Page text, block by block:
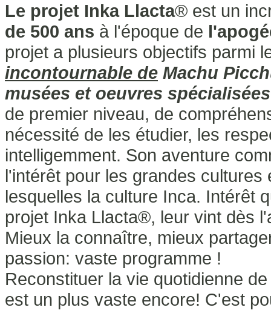
Le projet Inka Llacta® est un
de 500 ans à l'époque de
projet a plusieurs objectifs parmi
incontournable de Machu
musées et oeuvres spécialisées
de premier niveau, de
nécessité de les étudier, les
intelligemment. Son aventure
l'intérêt pour les grandes
lesquelles la culture Inca. Intérêt
projet Inka Llacta®, leur vint dès
Mieux la connaître, mieux
passion: vaste programme !
Reconstituer la vie quotidienne
est un plus vaste encore! C'est